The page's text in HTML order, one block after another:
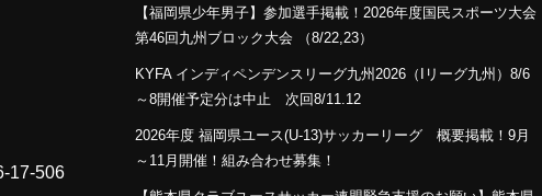
17-506
【福岡県少年男子】参加選手掲載！2026年度国民スポーツ大会
第46回九州ブロック大会 （8/22,23）
KYFA インディペンデンスリーグ九州2026（Iリーグ九州）8/6
～8開催予定分は中止 次回8/11.12
2026年度 福岡県ユース(U-13)サッカーリーグ 概要掲載！9月
～11月開催！組み合わせ募集！